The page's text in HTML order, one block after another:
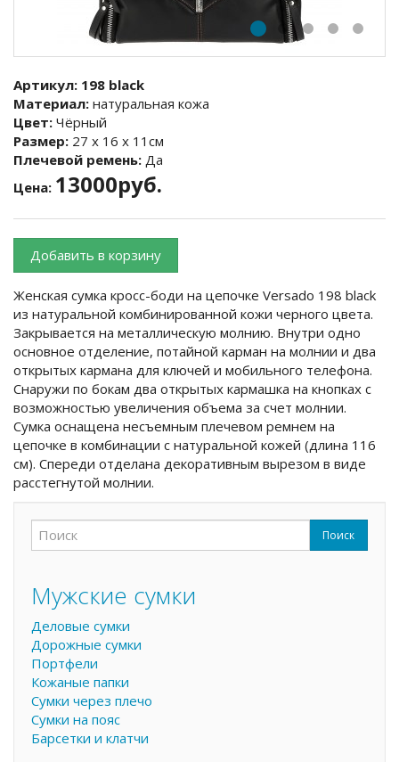
Артикул: 198 black
Материал: натуральная кожа
Цвет: Чёрный
Размер: 27 х 16 х 11см
Плечевой ремень: Да
Цена: 13000руб.
Добавить в корзину
Женская сумка кросс-боди на цепочке Versado 198 black
из натуральной комбинированной кожи черного цвета.
Закрывается на металлическую молнию. Внутри одно
основное отделение, потайной карман на молнии и два
открытых кармана для ключей и мобильного телефона.
Снаружи по бокам два открытых кармашка на кнопках с
возможностью увеличения объема за счет молнии.
Сумка оснащена несъемным плечевом ремнем на
цепочке в комбинации с натуральной кожей (длина 116
см). Спереди отделана декоративным вырезом в виде
расстегнутой молнии.
Форма поиска Поиск
Мужские сумки
Деловые сумки
Дорожные сумки
Портфели
Кожаные папки
Сумки через плечо
Сумки на пояс
Барсетки и клатчи